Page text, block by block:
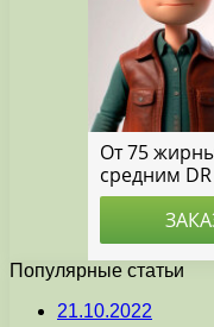
Популярные статьи
21.10.2022